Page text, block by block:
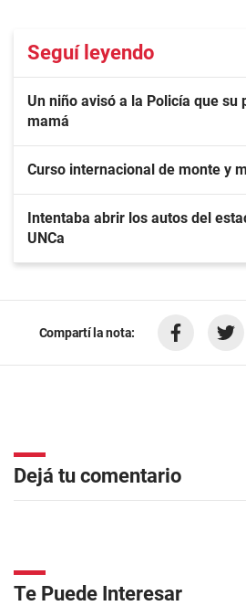
Seguí leyendo
Un niño avisó a la Policía que su
mamá
Curso internacional de monte y
Intentaba abrir los autos del
UNCa
Compartí la nota:
Dejá tu comentario
Te Puede Interesar